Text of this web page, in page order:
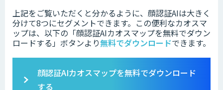
上記をご覧いただくと分かるように、顔認証AIは大きく
分けて8つにセグメントできます。この便利なカオスマ
ップは、以下の「顔認証AIカオスマップを無料でダウン
ロードする」ボタンより無料でダウンロードできます。
顔認証AIカオスマップを無料でダウンロード
する